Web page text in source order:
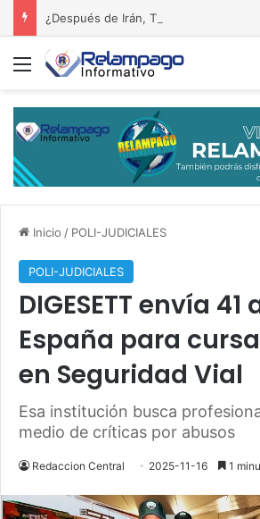
¿Después de Irán, Trump ayudaría a
Menú
Inicio / POLI-JUDICIALES
POLI-JUDICIALES
DIGESETT envía
España para
en Seguridad Vial
Esa institución busca
medio de críticas por abusos
Redaccion Central 2025-11-16 1